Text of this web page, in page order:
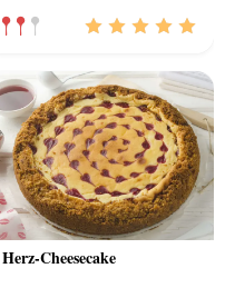
Herz-Cheesecake